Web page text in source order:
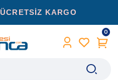
ÜCRETSİZ KARGO
0